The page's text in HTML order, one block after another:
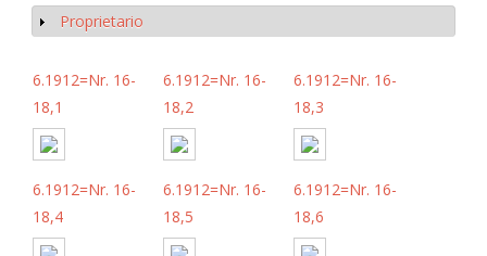
Mostrar
Proprietario
6.1912=Nr. 16-
18,1
6.1912=Nr. 16-
18,2
6.1912=Nr. 16-
18,3
6.1912=Nr. 16-
18,4
6.1912=Nr. 16-
18,5
6.1912=Nr. 16-
18,6